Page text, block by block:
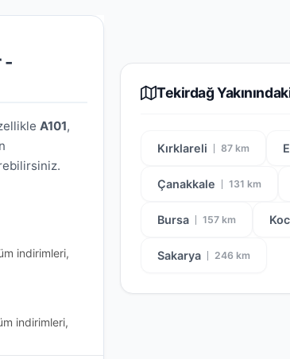
-
A101,
indirimleri,
indirimleri,
Tekirdağ
Kırklareli 87 km
Çanakkale 131 km
Bursa 157 km
Sakarya 246 km